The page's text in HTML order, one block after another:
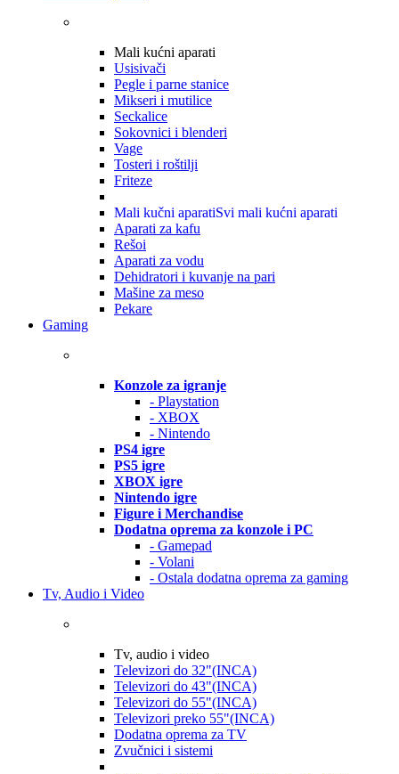
Mali kućni aparati
Usisivači
Pegle i parne stanice
Mikseri i mutilice
Seckalice
Sokovnici i blenderi
Vage
Tosteri i roštilji
Friteze
Mali kučni aparatiSvi mali kućni aparati
Aparati za kafu
Rešoi
Aparati za vodu
Dehidratori i kuvanje na pari
Mašine za meso
Pekare
Gaming
Konzole za igranje
- Playstation
- XBOX
- Nintendo
PS4 igre
PS5 igre
XBOX igre
Nintendo igre
Figure i Merchandise
Dodatna oprema za konzole i PC
- Gamepad
- Volani
- Ostala dodatna oprema za gaming
Tv, Audio i Video
Tv, audio i video
Televizori do 32"(INCA)
Televizori do 43"(INCA)
Televizori do 55"(INCA)
Televizori preko 55"(INCA)
Dodatna oprema za TV
Zvučnici i sistemi